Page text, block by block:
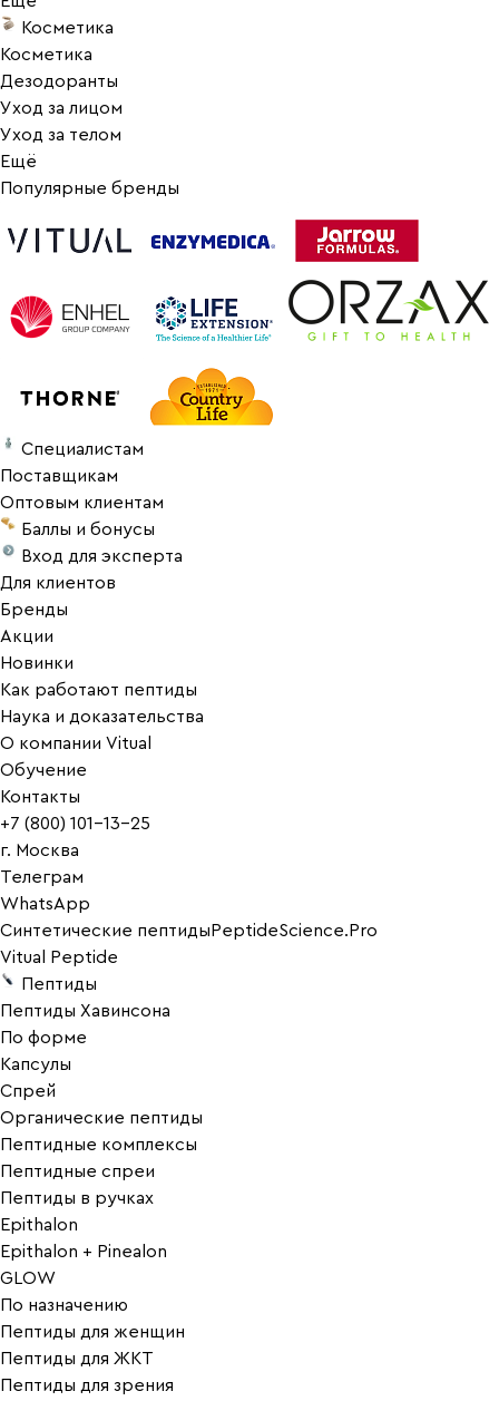
Косметика
Косметика
Дезодоранты
Уход за лицом
Уход за телом
Ещё
Популярные бренды
Специалистам
Поставщикам
Оптовым клиентам
Баллы и бонусы
Вход для эксперта
Для клиентов
Бренды
Акции
Новинки
Как работают пептиды
Наука и доказательства
О компании Vitual
Обучение
Контакты
+7 (800) 101-13-25
г. Москва
Телеграм
WhatsApp
Синтетические пептиды PeptideScience.Pro
Vitual Peptide
Пептиды
Пептиды Хавинсона
По форме
Капсулы
Спрей
Органические пептиды
Пептидные комплексы
Пептидные спреи
Пептиды в ручках
Epithalon
Epithalon + Pinealon
GLOW
По назначению
Пептиды для женщин
Пептиды для ЖКТ
Пептиды для зрения